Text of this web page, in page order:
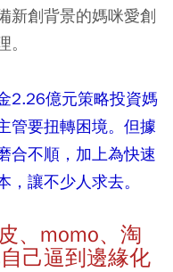
新創背景的媽咪愛創
2.26億元策略投資媽
管要扭轉困境。但據
合不順，加上為快速
讓不少人求去。
、momo、淘
己逼到邊緣化